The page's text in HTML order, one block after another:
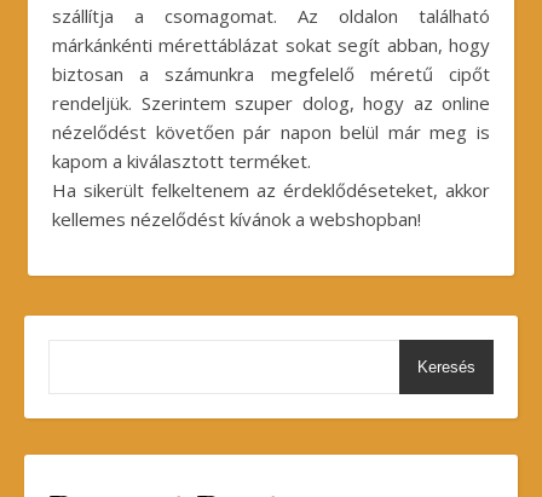
szállítja a csomagomat. Az oldalon található
márkánkénti mérettáblázat sokat segít abban, hogy
biztosan a számunkra megfelelő méretű cipőt
rendeljük. Szerintem szuper dolog, hogy az online
nézelődést követően pár napon belül már meg is
kapom a kiválasztott terméket.
Ha sikerült felkeltenem az érdeklődéseteket, akkor
kellemes nézelődést kívánok a webshopban!
Keresés